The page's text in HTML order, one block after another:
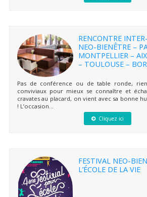
RENCONTRE
NEO-BIENÊTRE –
MONTPELLIER –
– TOULOUSE –
Pas de conférence ou de table ronde,
conviviaux pour mieux se connaître et
cravates au placard, on vient avec sa bonne
! L’occasion...
Cliquez ici
FESTIVAL NEO-
L’ÉCOLE DE LA VIE